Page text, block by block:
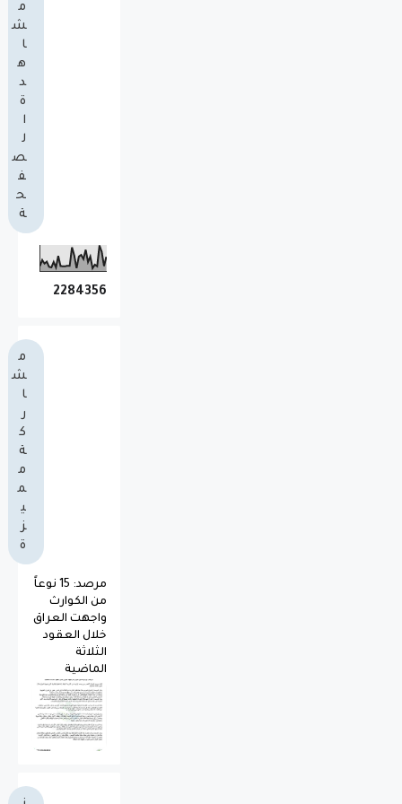
م
ش
ا
ه
د
ة
ا
ل
ص
ف
ح
ة
2284356
م
ش
ا
ر
ك
ة
م
م
ي
ز
ة
مرصد: 15 نوعاً
من الكوارث
واجهت العراق
خلال العقود
الثلاثة
الماضية